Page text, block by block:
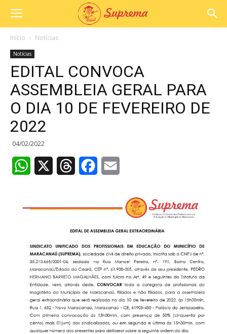
Início Notícias
Notícias
EDITAL CONVOCA
ASSEMBLEIA GERAL PARA
O DIA 10 DE FEVEREIRO DE
2022
04/02/2022
WhatsApp ThreadsFacebook